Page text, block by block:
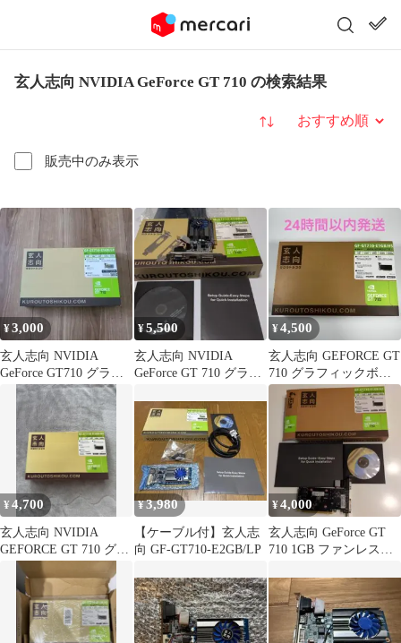
玄人志向 NVIDIA GeForce GT 710 の検索結果
販売中のみ表示
並び替え
¥3,000
玄人志向 NVIDIA
GeForce GT710 グラフ
ィックボード
¥5,500
玄人志向 NVIDIA
GeForce GT 710 グラフ
¥4,500
玄人志向 GEFORCE GT
710 グラフィックボー
ド ファンレス 静音
¥4,700
玄人志向 NVIDIA
GEFORCE GT 710 グラ
フィックボード
¥3,980
【ケーブル付】玄人志
向 GF-GT710-E2GB/LP
¥4,000
玄人志向 GeForce GT
710 1GB ファンレス